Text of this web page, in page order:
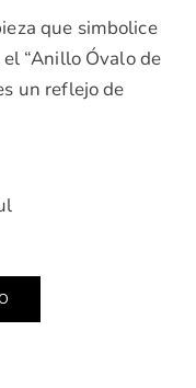
que simbolice
“Anillo Óvalo de
un reflejo de